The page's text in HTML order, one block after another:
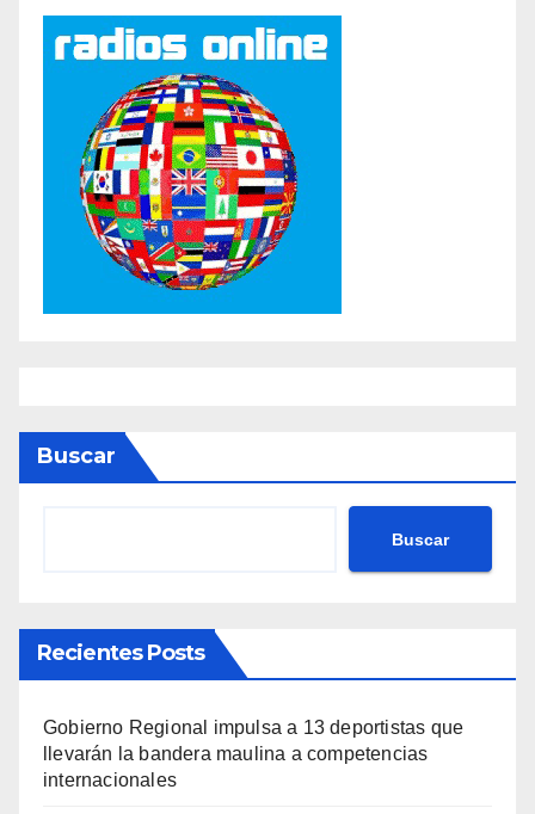
Buscar
Buscar
Recientes Posts
Gobierno Regional impulsa a 13 deportistas que
llevarán la bandera maulina a competencias
internacionales